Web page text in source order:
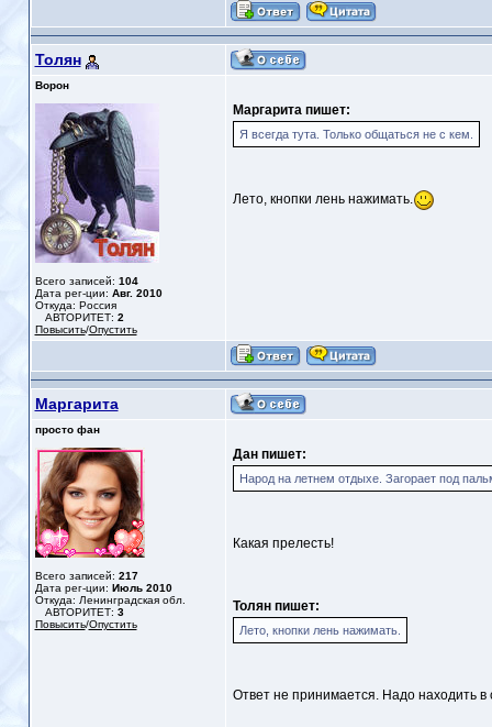
Толян
Ворон
Всего записей: 104
Дата рег-ции: Авг. 2010
Откуда: Россия
АВТОРИТЕТ: 2
Повысить/Опустить
Маргарита пишет:
Я всегда тута. Только общаться не с кем.
Лето, кнопки лень нажимать.
Маргарита
просто фан
Всего записей: 217
Дата рег-ции: Июль 2010
Откуда: Ленинградская обл.
АВТОРИТЕТ: 3
Повысить/Опустить
Дан пишет:
Народ на летнем отдыхе. Загорает под
Какая прелесть!
Толян пишет:
Лето, кнопки лень нажимать.
Ответ не принимается. Надо находить